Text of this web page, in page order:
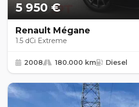
5 950 €
Renault Mégane
1.5 dCi Extreme
2008 180.000 km Diesel